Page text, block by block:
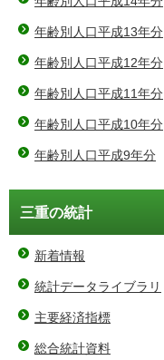
年齢別人口平成13年分
年齢別人口平成12年分
年齢別人口平成11年分
年齢別人口平成10年分
年齢別人口平成9年分
三重の統計
新着情報
統計データライブラリ
主要経済指標
総合統計資料